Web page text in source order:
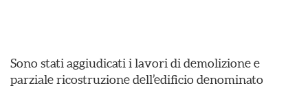
Sono stati aggiudicati i lavori di demolizione e
parziale ricostruzione dell’edificio denominato